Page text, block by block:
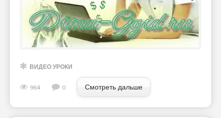
ВИДЕО УРОКИ
964 0 Смотреть дальше